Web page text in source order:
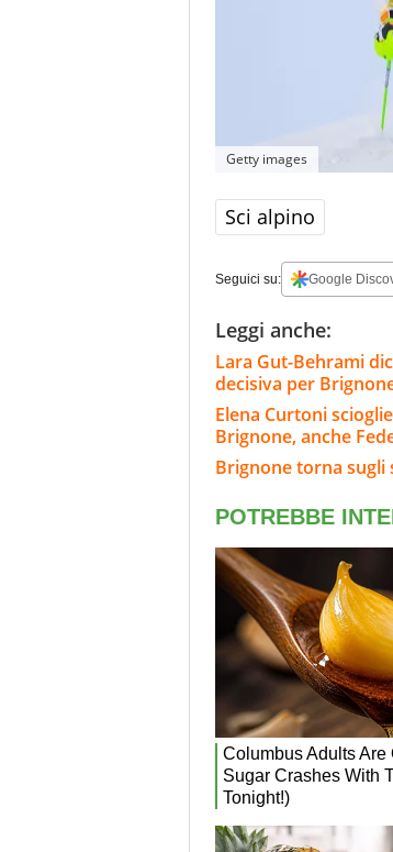
Getty images
Sci alpino
Seguici su: Google
Leggi anche:
Lara Gut-Behrami
decisiva per
Elena Curtoni
Brignone, anche
Brignone torna